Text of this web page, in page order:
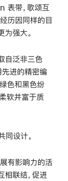
带，歌颂互
历因同样的目
强大。
泛非三色
先进的精密编
色和黑色纷
软并富于质
设计。
有影响力的活
相联结，促进